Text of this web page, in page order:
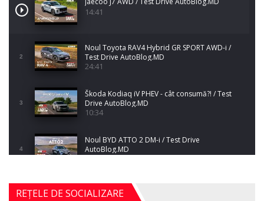
14:41
2
Noul Toyota RAV4 Hybrid GR SPORT AWD-i /
Test Drive AutoBlog.MD
24:41
3
Škoda Kodiaq iV PHEV - cât consumă?! / Test
Drive AutoBlog.MD
10:34
4
Noul BYD ATTO 2 DM-i / Test Drive
AutoBlog.MD
5
Noul Mercedes-Benz S-Class facelift (S 580
4MATIC V223) / Test Drive AutoBlog.MD
REȚELE DE SOCIALIZARE